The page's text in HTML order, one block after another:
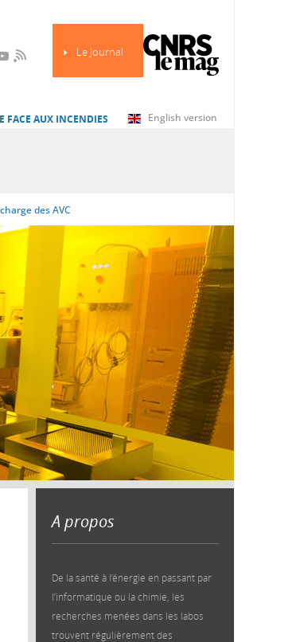
Le Journal
RSS
English version
FACE AUX INCENDIES
des AVC
A propos
De la santé à l’énergie en passant par
l’informatique ou la chimie, les
recherches menées dans les labos
trouvent régulièrement des